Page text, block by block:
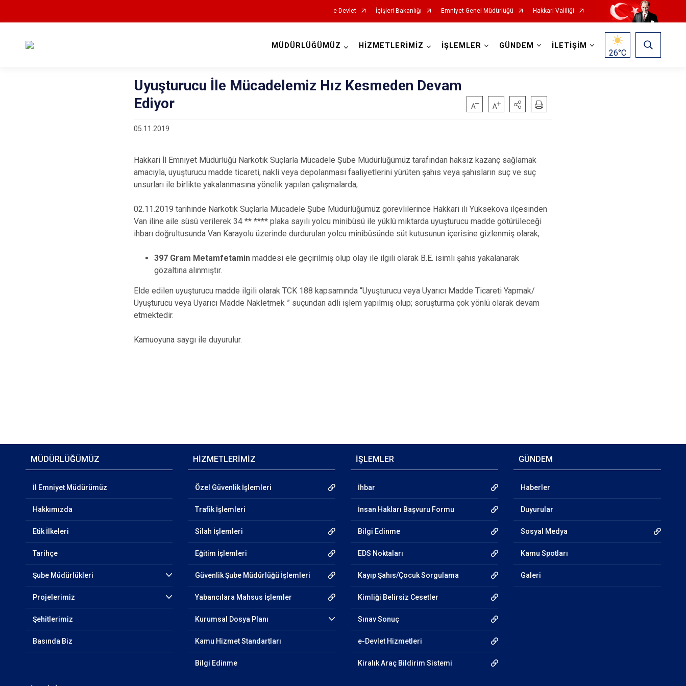
e-Devlet İçişleri Bakanlığı Emniyet Genel Müdürlüğü Hakkari Valiliği
MÜDÜRLÜĞÜMÜZ HİZMETLERİMİZ İŞLEMLER GÜNDEM İLETİŞİM
26°C
Uyuşturucu İle Mücadelemiz Hız Kesmeden Devam
Ediyor
05.11.2019
Hakkari İl Emniyet Müdürlüğü Narkotik Suçlarla Mücadele Şube Müdürlüğümüz tarafından haksız kazanç sağlamak
amacıyla, uyuşturucu madde ticareti, nakli veya depolanması faaliyetlerini yürüten şahıs veya şahısların suç ve suç
unsurları ile birlikte yakalanmasına yönelik yapılan çalışmalarda;
02.11.2019 tarihinde Narkotik Suçlarla Mücadele Şube Müdürlüğümüz görevlilerince Hakkari ili Yüksekova ilçesinden
Van iline aile süsü verilerek 34 ** **** plaka sayılı yolcu minibüsü ile yüklü miktarda uyuşturucu madde götürüleceği
ihbarı doğrultusunda Van Karayolu üzerinde durdurulan yolcu minibüsünde süt kutusunun içerisine gizlenmiş olarak;
397 Gram Metamfetamin maddesi ele geçirilmiş olup olay ile ilgili olarak B.E. isimli şahıs yakalanarak
gözaltına alınmıştır.
Elde edilen uyuşturucu madde ilgili olarak TCK 188 kapsamında “Uyuşturucu veya Uyarıcı Madde Ticareti Yapmak/
Uyuşturucu veya Uyarıcı Madde Nakletmek ” suçundan adli işlem yapılmış olup; soruşturma çok yönlü olarak devam
etmektedir.
Kamuoyuna saygı ile duyurulur.
MÜDÜRLÜĞÜMÜZ
İl Emniyet Müdürümüz
Hakkımızda
Etik İlkeleri
Tarihçe
Şube Müdürlükleri
Projelerimiz
Şehitlerimiz
Basında Biz
HİZMETLERİMİZ
Özel Güvenlik İşlemleri
Trafik İşlemleri
Silah İşlemleri
Eğitim İşlemleri
Güvenlik Şube Müdürlüğü İşlemleri
Yabancılara Mahsus İşlemler
Kurumsal Dosya Planı
Kamu Hizmet Standartları
Bilgi Edinme
İŞLEMLER
İhbar
İnsan Hakları Başvuru Formu
Bilgi Edinme
EDS Noktaları
Kayıp Şahıs/Çocuk Sorgulama
Kimliği Belirsiz Cesetler
Sınav Sonuç
e-Devlet Hizmetleri
Kiralık Araç Bildirim Sistemi
GÜNDEM
Haberler
Duyurular
Sosyal Medya
Kamu Spotları
Galeri